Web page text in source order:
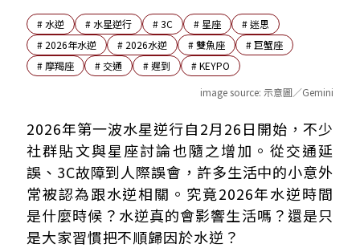
# 水逆 # 水星逆行 #3C # 星座 #迷思
# 2026年水逆 # 2026水逆 #雙魚座 #巨蟹座
# 摩羯座 #交通 #遲到 #KEYPO
image source: 示意圖／Gemini
2026水逆時間表
水逆是什麼？為何每次都引發討論
水逆結束是不是就沒事了？
水逆真的有這麼可怕嗎？常見迷思一次看
水逆聲量破4千筆！網友最常說水逆會發生這些事
水逆怎麼辦？安定心神的方式
2026年第一波水星逆行自2月26日開始，不少
社群貼文與星座討論也隨之增加。從交通延
誤、3C故障到人際誤會，許多生活中的小意外
常被認為跟水逆相關。究竟2026年水逆時間
是什麼時候？水逆真的會影響生活嗎？還是只
是大家習慣把不順歸因於水逆？